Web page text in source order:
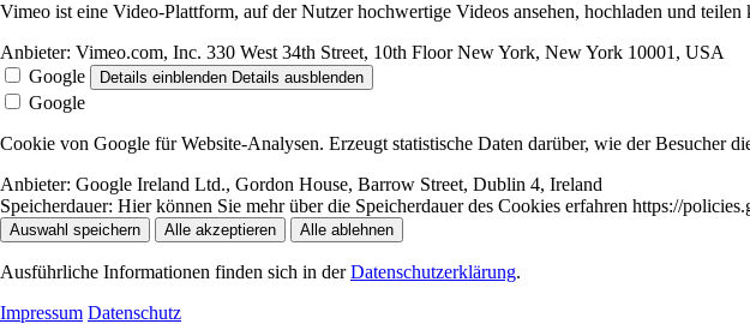
Vimeo ist eine Video-Plattform, auf der Nutzer hochwertige Videos ansehen, hochladen und
Anbieter: Vimeo.com, Inc. 330 West 34th Street, 10th Floor New York, New York 10001, USA
Google
Details einblenden Details ausblenden
Google
Cookie von Google für Website-Analysen. Erzeugt statistische Daten darüber, wie der Besucher
Anbieter: Google Ireland Ltd., Gordon House, Barrow Street, Dublin 4, Ireland
Speicherdauer: Hier können Sie mehr über die Speicherdauer des Cookies erfahren https://
Auswahl speichern Alle akzeptieren Alle ablehnen
Ausführliche Informationen finden sich in derDatenschutzerklärung.
Impressum Datenschutz